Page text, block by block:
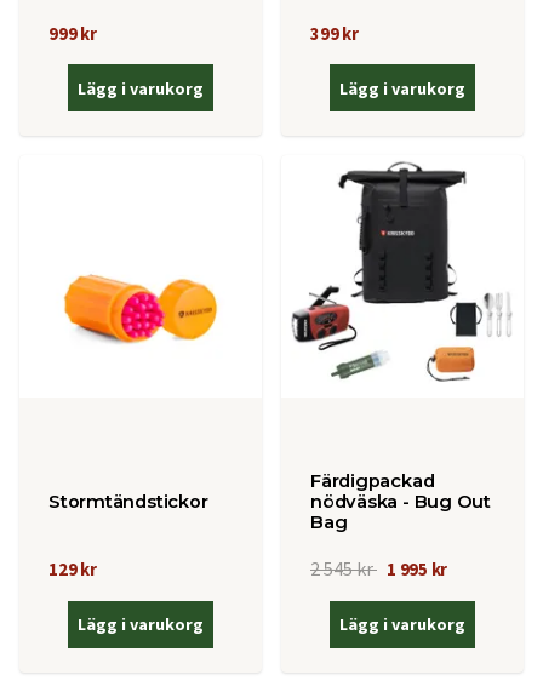
999 kr
Lägg i varukorg
399 kr
Lägg i varukorg
Stormtändstickor
129 kr
Lägg i varukorg
Färdigpackad
nödväska - Bug Out
Bag
2 545 kr 1 995 kr
Lägg i varukorg